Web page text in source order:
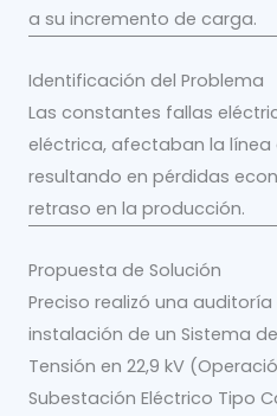
a su incremento de carga.
Identificación del Problema
Las constantes fallas
eléctrica, afectaban la línea
resultando en pérdidas
retraso en la producción.
Propuesta de Solución
Preciso realizó una
instalación de un Sistema
Tensión en 22,9 kV
Subestación Eléctrico Tipo